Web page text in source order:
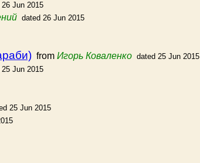
26 Jun 2015
dated 26 Jun 2015
from Игорь Коваленко dated 25 Jun 2015
25 Jun 2015
25 Jun 2015